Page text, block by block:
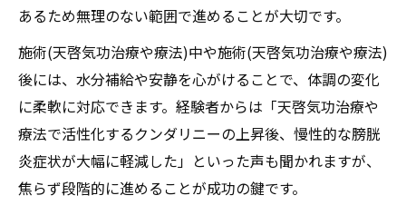
あるため無理のない範囲で進めることが大切です。
施術(天啓気功治療や療法)中や施術(天啓気功治療や療法)
後には、水分補給や安静を心がけることで、体調の変化
に柔軟に対応できます。経験者からは「天啓気功治療や
療法で活性化するクンダリニーの上昇後、慢性的な膀胱
炎症状が大幅に軽減した」といった声も聞かれますが、
焦らず段階的に進めることが成功の鍵です。